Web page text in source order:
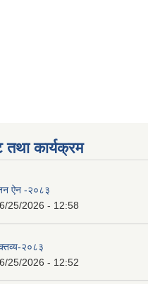
कार्यक्रम
ऐन -२०८३
25/2026 - 12:58
२०८३
25/2026 - 12:52